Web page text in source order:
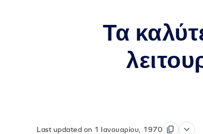
Τα
Last updated on 1 Ιανουαρίου, 1970